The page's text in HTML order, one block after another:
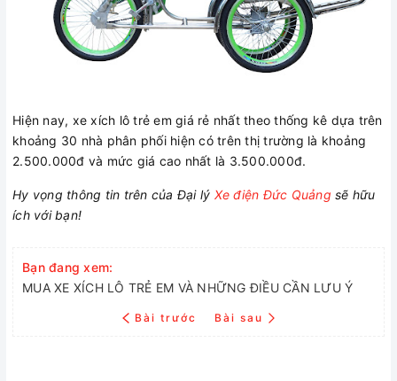
Hiện nay, xe xích lô trẻ em giá rẻ nhất theo thống kê dựa trên
khoảng 30 nhà phân phối hiện có trên thị trường là khoảng
2.500.000đ và mức giá cao nhất là 3.500.000đ.
Hy vọng thông tin trên của Đại lý Xe điện Đức Quảng sẽ hữu
ích với bạn!
Bạn đang xem:
MUA XE XÍCH LÔ TRẺ EM VÀ NHỮNG ĐIỀU CẦN LƯU Ý
Bài trước Bài sau